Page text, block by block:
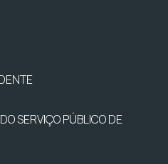
SERVIÇO PÚBLICO DE